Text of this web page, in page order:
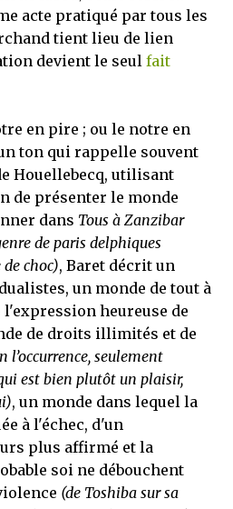
acte pratiqué par tous les
tient lieu de lien
devient le seul fait
en pire ; ou le notre en
ton qui rappelle souvent
Houellebecq, utilisant
de présenter le monde
dans Tous à Zanzibar
de paris delphiques
choc), Baret décrit un
un monde de tout à
heureuse de
de droits illimités et de
l’occurrence, seulement
est bien plutôt un plaisir,
, un monde dans lequel la
à l'échec, d'un
plus affirmé et la
soi ne débouchent
(de Toshiba sur sa